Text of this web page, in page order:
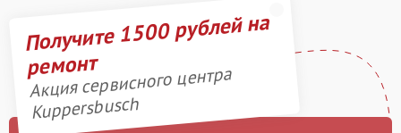
Получите 1500 рублей на
ремонт
Акция сервисного центра
Kuppersbusch